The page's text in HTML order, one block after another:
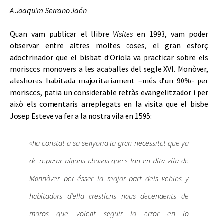
A Joaquim Serrano Jaén
Quan vam publicar el llibre Visites en 1993, vam poder
observar entre altres moltes coses, el gran esforç
adoctrinador que el bisbat d’Oriola va practicar sobre els
moriscos monovers a les acaballes del segle XVI. Monòver,
aleshores habitada majoritariament –més d’un 90%- per
moriscos, patia un considerable retràs evangelitzador i per
això els comentaris arreplegats en la visita que el bisbe
Josep Esteve va fer a la nostra vila en 1595:
«ha constat a sa senyoria la gran necessitat que ya
de reparar alguns abusos que·s fan en dita vila de
Monnòver per ésser la major part dels vehins y
habitadors d’ella crestians nous decendents de
moros que volent seguir lo error en lo